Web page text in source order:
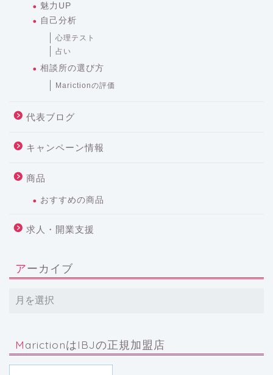
魅力UP
自己分析
心理テスト
占い
相談所の選び方
Marictionの評価
代表ブログ
キャンペーン情報
商品
おすすめの商品
求人・開業支援
アーカイブ
MarictionはIBJの正規加盟店